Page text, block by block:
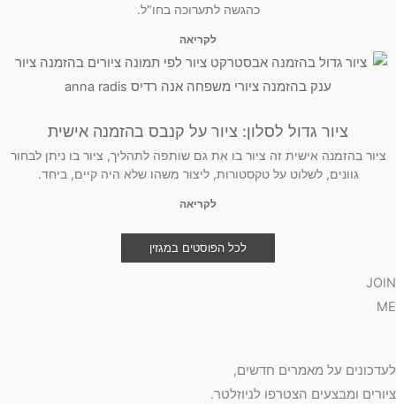
כהגשה לתערוכה בחו"ל.
לקריאה
ציור גדול לסלון: ציור על קנבס בהזמנה אישית
ציור בהזמנה אישית זה ציור בו את גם שותפה לתהליך, ציור בו ניתן לבחור
גוונים, לשלוט על טקסטורות, ליצור משהו שלא היה קיים, ביחד.
לקריאה
לכל הפוסטים במגזין
JOIN
ME
לעדכונים על מאמרים חדשים,
ציורים ומבצעים הצטרפו לניוזלטר.